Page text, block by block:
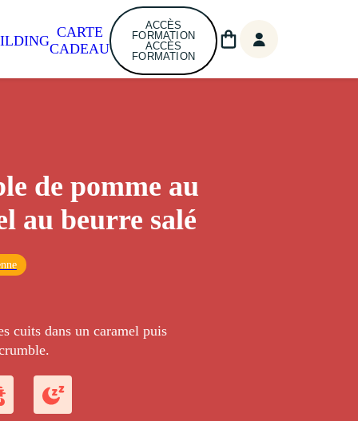
CARTE
CADEAU
ACCÈS
FORMATION
ACCÈS
FORMATION
de pomme au
au beurre salé
cuits dans un caramel puis